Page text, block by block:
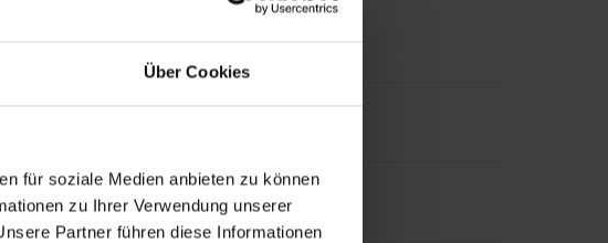
Über Cookies
für soziale Medien anbieten zu können
zu Ihrer Verwendung unserer
Partner führen diese Informationen